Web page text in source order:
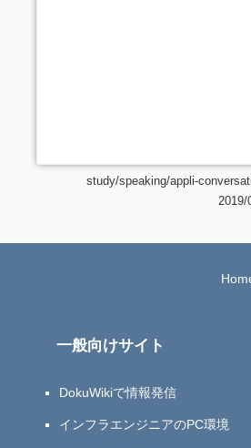
study/speaking/appli-
2019/
一般向けサイト
DokuWikiで情報発信
インフラエンジニアのPC環境